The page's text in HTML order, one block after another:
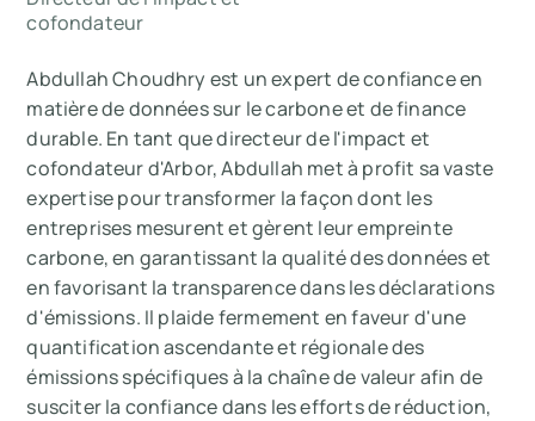
cofondateur
Abdullah Choudhry est un expert de confiance en
matière de données sur le carbone et de finance
durable. En tant que directeur de l'impact et
cofondateur d'Arbor, Abdullah met à profit sa vaste
expertise pour transformer la façon dont les
entreprises mesurent et gèrent leur empreinte
carbone, en garantissant la qualité des données et
en favorisant la transparence dans les déclarations
d'émissions. Il plaide fermement en faveur d'une
quantification ascendante et régionale des
émissions spécifiques à la chaîne de valeur afin de
susciter la confiance dans les efforts de réduction,